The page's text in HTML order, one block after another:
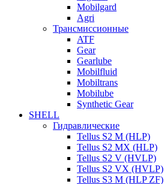
Mobilgard
Agri
Трансмиссионные
ATF
Gear
Gearlube
Mobilfluid
Mobiltrans
Mobilube
Synthetic Gear
SHELL
Гидравлические
Tellus S2 M (HLP)
Tellus S2 MХ (HLP)
Tellus S2 V (HVLP)
Tellus S2 VX (HVLP)
Tellus S3 M (HLP ZF)